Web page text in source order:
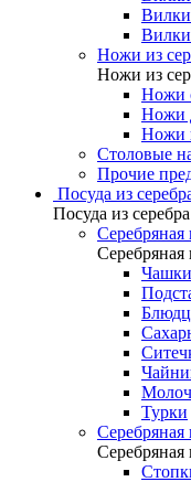
Вилки
Ножи из
Ножи из
Ножи
Ножи
Ножи
Столовые
Прочие
Посуда из
Посуда из серебра
Серебряная
Серебряная
Турки
Серебряная
Серебряная